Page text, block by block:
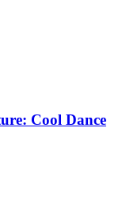
Cool Dance